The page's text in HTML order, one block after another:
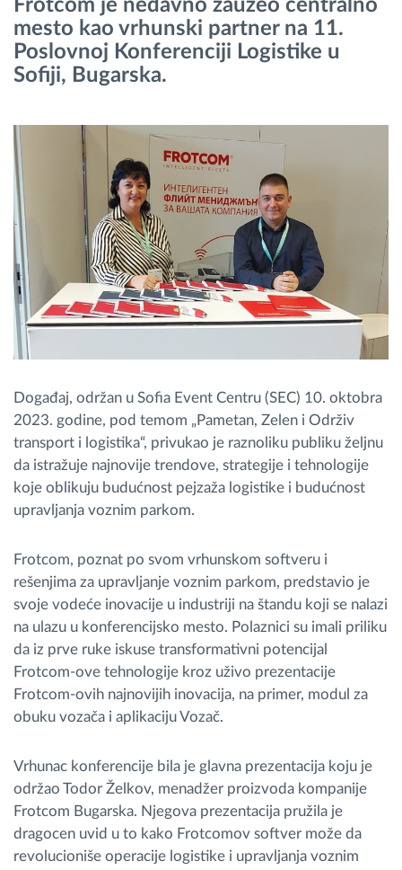
Planiranje i nadgledanje rute
Otkrijte sve funkcije
Kako rešavamo sve aktivnosti voznog parka
Kalkulator uštede
Frotcom je nedavno zauzeo centralno
mesto kao vrhunski partner na 11.
Poslovnoj Konferenciji Logistike u
Sofiji, Bugarska.
Događaj, održan u Sofia Event Centru (SEC) 10. oktobra
2023. godine, pod temom „Pametan, Zelen i Održiv
transport i logistika“, privukao je raznoliku publiku željnu
da istražuje najnovije trendove, strategije i tehnologije
koje oblikuju budućnost pejzaža logistike i budućnost
upravljanja voznim parkom.
Frotcom, poznat po svom vrhunskom softveru i
rešenjima za upravljanje voznim parkom, predstavio je
svoje vodeće inovacije u industriji na štandu koji se nalazi
na ulazu u konferencijsko mesto. Polaznici su imali priliku
da iz prve ruke iskuse transformativni potencijal
Frotcom-ove tehnologije kroz uživo prezentacije
Frotcom-ovih najnovijih inovacija, na primer, modul za
obuku vozača i aplikaciju Vozač.
Vrhunac konferencije bila je glavna prezentacija koju je
održao Todor Želkov, menadžer proizvoda kompanije
Frotcom Bugarska. Njegova prezentacija pružila je
dragocen uvid u to kako Frotcomov softver može da
revolucioniše operacije logistike i upravljanja voznim